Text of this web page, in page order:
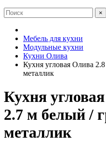
×
Мебель для кухни
Модульные кухни
Кухни Олива
Кухня угловая Олива
металлик
Кухня
2.7 м белый /
металлик